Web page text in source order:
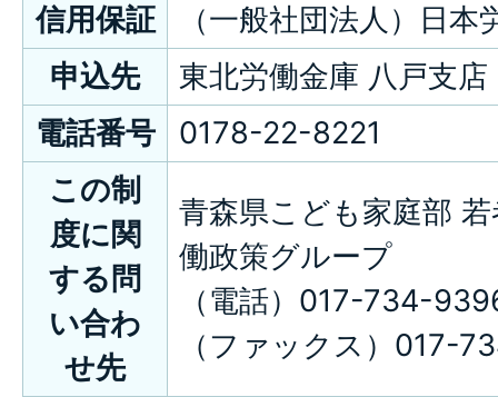
信用保証
（一般社団法人）日
申込先
東北労働金庫 八戸支店
電話番号
0178-22-8221
この制
度に関
する問
い合わ
せ先
青森県こども家庭部
働政策グループ
（電話）017-734-
（ファックス）017-